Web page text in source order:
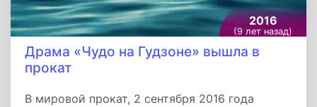
адмирала Российского императорского флота
Степана Осиповича Макарова.
2016
(9 лет назад)
Драма «Чудо на Гудзоне» вышла в
прокат
В мировой прокат, 2 сентября 2016 года